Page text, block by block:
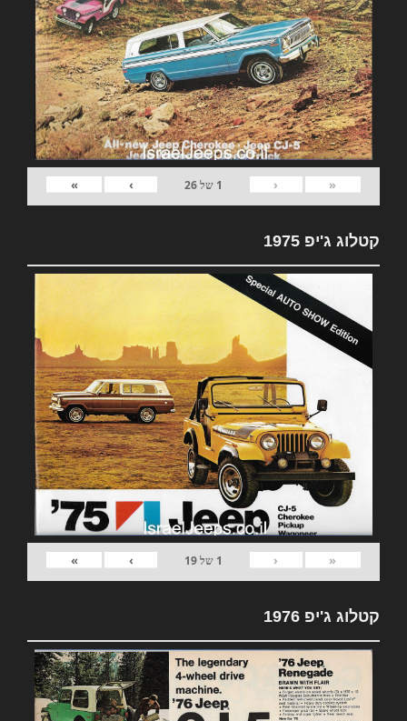
«
‹
1 של26
›
»
קטלוג ג'יפ 1975
«
‹
1 של19
›
»
קטלוג ג'יפ 1976